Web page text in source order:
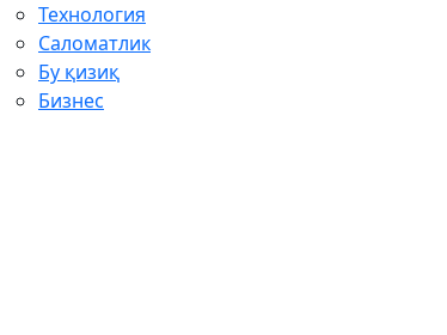
Технология
Саломатлик
Бу қизиқ
Бизнес